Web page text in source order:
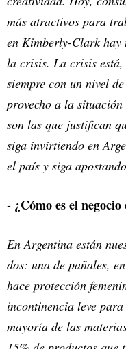
más atractivos para
en Kimberly-Clark hay
la crisis. La crisis
siempre con un nivel
provecho a la
son las que justifican
siga invirtiendo en
el país y siga
- ¿Cómo es el
En Argentina están
dos: una de pañales,
hace protección
incontinencia leve
mayoría de las